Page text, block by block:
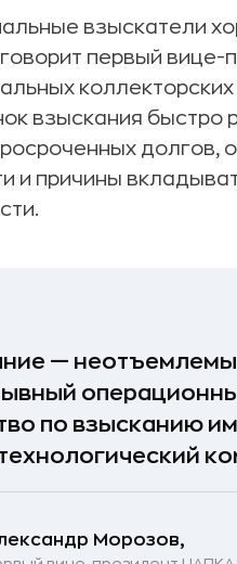
взыскатели
первый вице-
взыскания быстро
долгов,
и причины
—
по взысканию
Морозов,